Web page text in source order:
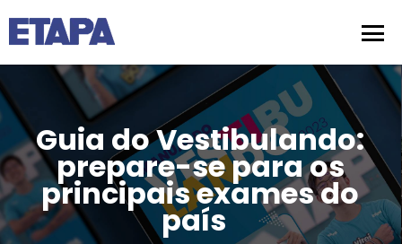
Guia do Vestibulando:
prepare-se para os
principais exames do
país